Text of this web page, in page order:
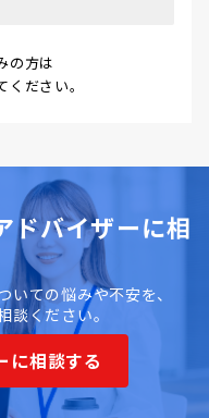
の方は
ください。
ドバイザーに相
ての悩みや不安を、
談ください。
に相談する